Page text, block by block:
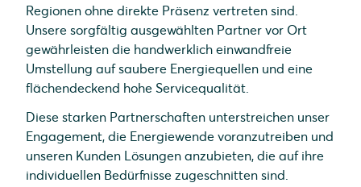
Regionen ohne direkte Präsenz vertreten sind.
Unsere sorgfältig ausgewählten Partner vor Ort
gewährleisten die handwerklich einwandfreie
Umstellung auf saubere Energiequellen und eine
flächendeckend hohe Servicequalität.
Diese starken Partnerschaften unterstreichen unser
Engagement, die Energiewende voranzutreiben und
unseren Kunden Lösungen anzubieten, die auf ihre
individuellen Bedürfnisse zugeschnitten sind.